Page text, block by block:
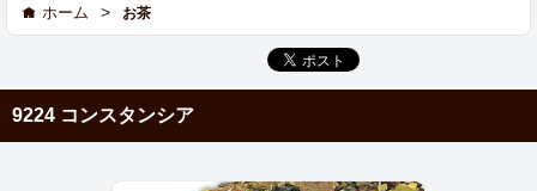
ホーム > お茶
9224 コンスタンシア